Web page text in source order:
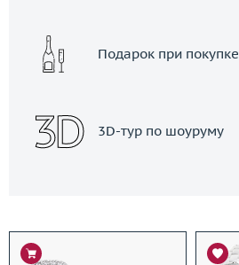
Подарок при покупке
3D-тур по шоуруму